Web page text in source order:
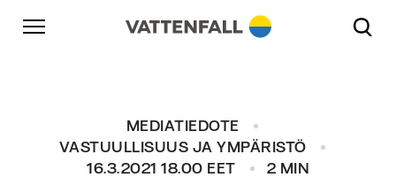
Skip to content
Päänavigaatioon
Siirry alatunnisteeseen
MEDIATIEDOTE
VASTUULLISUUS JA YMPÄRISTÖ
16.3.2021 18.00 EET
2 MIN
Päänavigaatioon